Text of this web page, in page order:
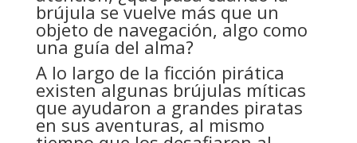
brújula se vuelve más que un
objeto de navegación, algo como
una guía del alma?
A lo largo de la ficción pirática
existen algunas brújulas míticas
que ayudaron a grandes piratas
en sus aventuras, al mismo